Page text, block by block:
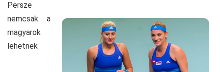
Persze
nemcsak a
magyarok
lehetnek